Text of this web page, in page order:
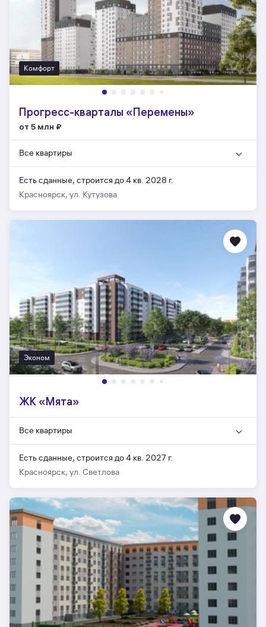
Комфорт
Прогресс-кварталы «Перемены»
от 5 млн ₽
Все квартиры
Есть сданные, строится до 4 кв. 2028 г.
Красноярск, ул. Кутузова
Эконом
ЖК «Мята»
Все квартиры
Есть сданные, строится до 4 кв. 2027 г.
Красноярск, ул. Светлова